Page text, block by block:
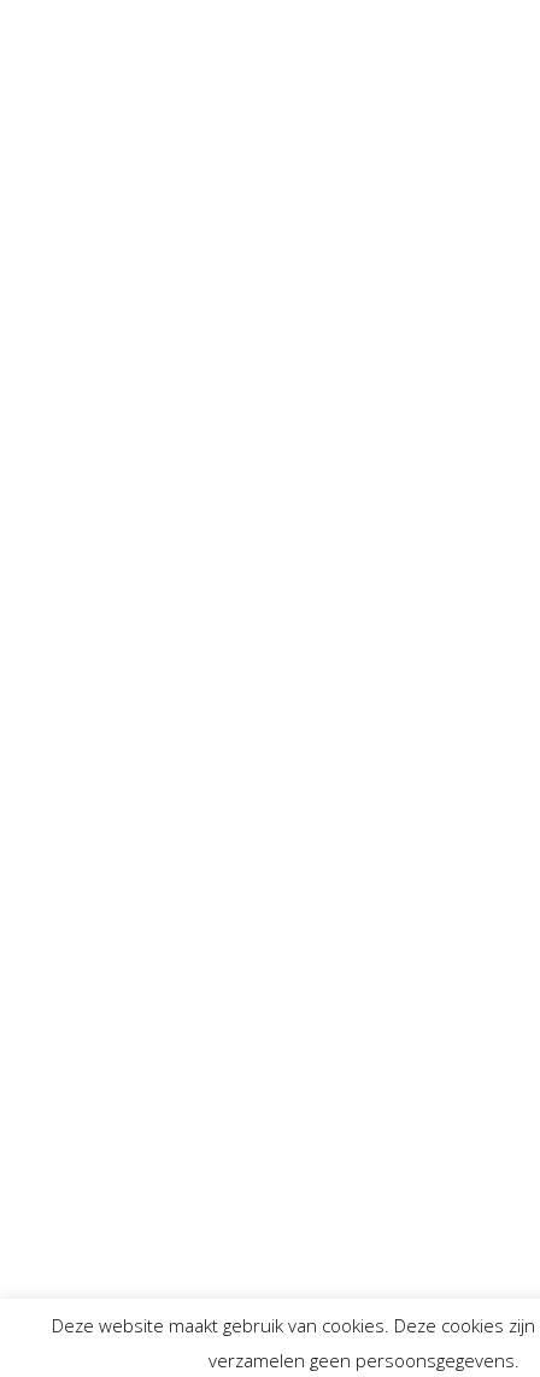
Deze website maakt gebruik van cookies. Deze cookies
verzamelen geen persoonsgegevens.